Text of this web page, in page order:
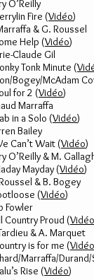
O’Reilly
Fire (Vidéo)
& G. Roussel
Help (Vidéo)
Claude Gil
Tonk Minute (
Bogey/McAdam
for 2 (Vidéo)
Marraffa
in a Solo (Vidéo)
Bailey
Can’t Wait (Vidéo)
O’Reilly & M.
Mayday (Vidéo)
& B. Bogey
(Vidéo)
Fowler
Country Proud (Vidéo
& A. Marquet
is for me (Vidéo
Marraffa/Durand/
Rise (Vidéo)